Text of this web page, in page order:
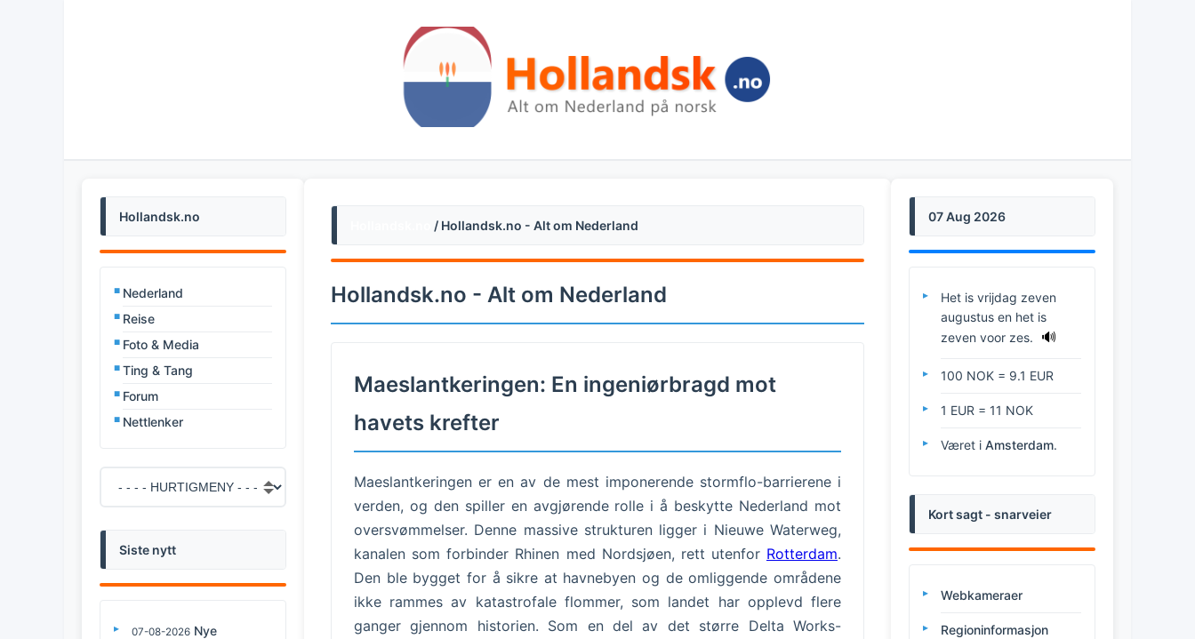
Hollandsk.no
Nederland
Reise
Foto & Media
Ting & Tang
Forum
Nettlenker
Siste nytt
07-08-2026 Nye
/ Hollandsk.no - Alt om Nederland
Hollandsk.no - Alt om Nederland
Maeslantkeringen: En ingeniørbragd mot
havets krefter
Maeslantkeringen er en av de mest imponerende stormflo-barrierene i
verden, og den spiller en avgjørende rolle i å beskytte Nederland mot
oversvømmelser. Denne massive strukturen ligger i Nieuwe Waterweg,
kanalen som forbinder Rhinen med Nordsjøen, rett utenfor Rotterdam.
Den ble bygget for å sikre at havnebyen og de omliggende områdene
ikke rammes av katastrofale flommer, som landet har opplevd flere
ganger gjennom historien. Som en del av det større Delta Works-
07 Aug 2026
Het is vrijdag zeven
augustus en het is
zeven voor zes.
🔊
100 NOK = 9.1 EUR
1 EUR = 11 NOK
Været i Amsterdam.
Kort sagt - snarveier
Webkameraer
Regioninformasjon